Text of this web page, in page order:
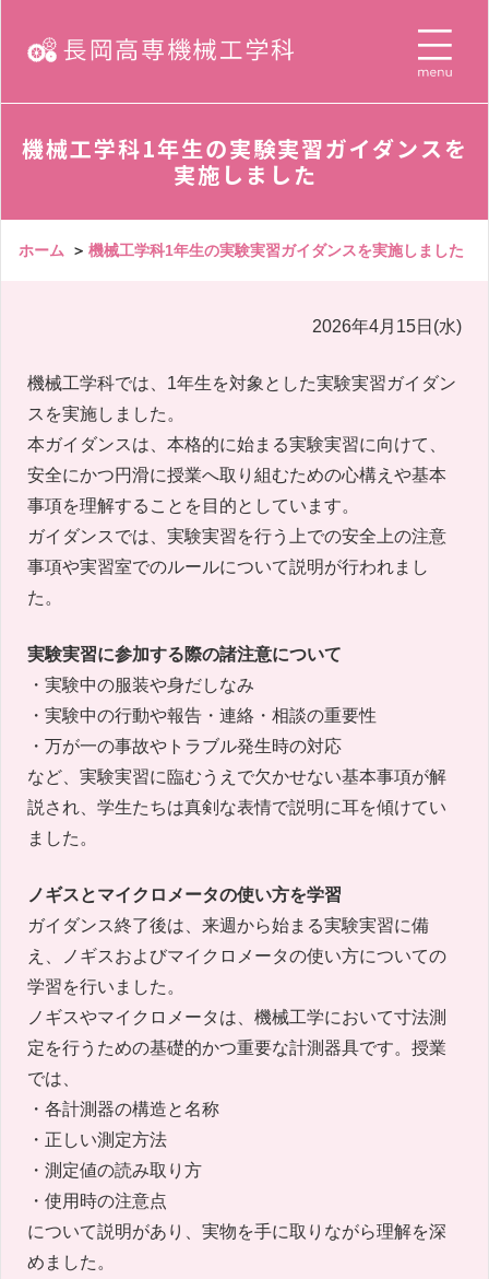
機械工学科1年生の実験実習ガイダンスを
実施しました
ホーム ＞ 機械工学科1年生の実験実習ガイダンスを実施しました
2026年4月15日(水)
機械工学科では、1年生を対象とした実験実習ガイダン
スを実施しました。
本ガイダンスは、本格的に始まる実験実習に向けて、
安全にかつ円滑に授業へ取り組むための心構えや基本
事項を理解することを目的としています。
ガイダンスでは、実験実習を行う上での安全上の注意
事項や実習室でのルールについて説明が行われまし
た。
実験実習に参加する際の諸注意について
・実験中の服装や身だしなみ
・実験中の行動や報告・連絡・相談の重要性
・万が一の事故やトラブル発生時の対応
など、実験実習に臨むうえで欠かせない基本事項が解
説され、学生たちは真剣な表情で説明に耳を傾けてい
ました。
ノギスとマイクロメータの使い方を学習
ガイダンス終了後は、来週から始まる実験実習に備
え、ノギスおよびマイクロメータの使い方についての
学習を行いました。
ノギスやマイクロメータは、機械工学において寸法測
定を行うための基礎的かつ重要な計測器具です。授業
では、
・各計測器の構造と名称
・正しい測定方法
・測定値の読み取り方
・使用時の注意点
について説明があり、実物を手に取りながら理解を深
めました。